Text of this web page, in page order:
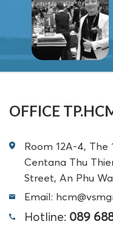
OFFICE
Room 12A-4,
Centana Thu
Street, An Phu
Email:
Hotline: 089